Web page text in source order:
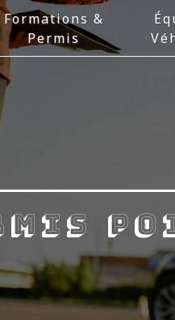
Formations &
Permis